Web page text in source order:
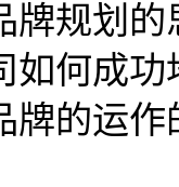
牌规划的
如何成
牌的运